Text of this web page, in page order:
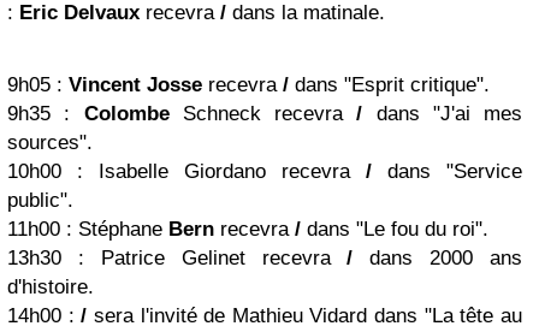
: Eric Delvaux recevra / dans la matinale.
9h05 : Vincent Josse recevra / dans "Esprit critique".
9h35 : ColombeSchneck recevra /
dans "J'ai mes
sources".
10h00 : Isabelle Giordano recevra / dans "Service
public".
11h00 : Stéphane Bern recevra / dans "Le fou du roi".
13h30 : Patrice Gelinet recevra /
dans 2000 ans
d'histoire.
14h00 :/ sera l'invité de Mathieu Vidard dans "La tête au